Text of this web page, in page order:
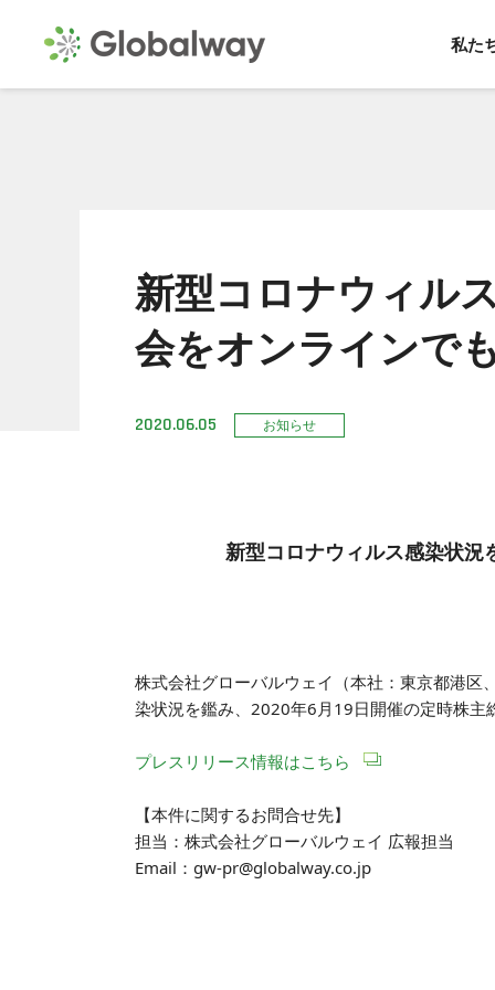
私た
新型コロナウィル
会をオンラインで
2020.06.05 お知らせ
新型コロナウィルス感染状況
株式会社グローバルウェイ（本社：東京都港
染状況を鑑み、2020年6月19日開催の定時株主
プレスリリース情報はこちら
【本件に関するお問合せ先】
担当：株式会社グローバルウェイ 広報担当
Email：gw-pr@globalway.co.jp